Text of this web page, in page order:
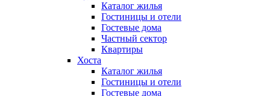
Каталог жилья
Гостиницы и отели
Гостевые дома
Частный сектор
Квартиры
Хоста
Каталог жилья
Гостиницы и отели
Гостевые дома